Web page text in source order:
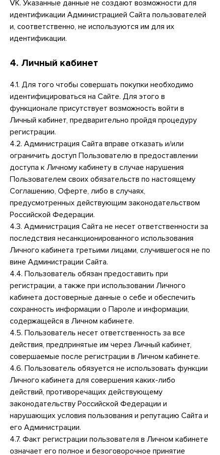
VK. Указанные данные не создают возможности для
идентификации Администрацией Сайта пользователей
и, соответственно, не используются им для их
идентификации.
4. Личный кабинет
4.1. Для того чтобы совершать покупки необходимо
идентифицироваться на Сайте. Для этого в
функционале присутствует возможность войти в
Личный кабинет, предварительно пройдя процедуру
регистрации.
4.2. Администрация Сайта вправе отказать и/или
ограничить доступ Пользователю в предоставлении
доступа к Личному кабинету в случае нарушения
Пользователем своих обязательств по настоящему
Соглашению, Оферте, либо в случаях,
предусмотренных действующим законодательством
Российской Федерации.
4.3. Администрация Сайта не несет ответственности за
последствия несанкционированного использования
Личного кабинета третьими лицами, случившегося не по
вине Администрации Сайта.
4.4. Пользователь обязан предоставить при
регистрации, а также при использовании Личного
кабинета достоверные данные о себе и обеспечить
сохранность информации о Пароле и информации,
содержащейся в Личном кабинете.
4.5. Пользователь несет ответственность за все
действия, предпринятые им через Личный кабинет,
совершаемые после регистрации в Личном кабинете.
4.6. Пользователь обязуется не использовать функции
Личного кабинета для совершения каких-либо
действий, противоречащих действующему
законодательству Российской Федерации и
нарушающих условия пользования и репутацию Сайта и
его Администрации.
4.7. Факт регистрации пользователя в Личном кабинете
означает его полное и безоговорочное принятие